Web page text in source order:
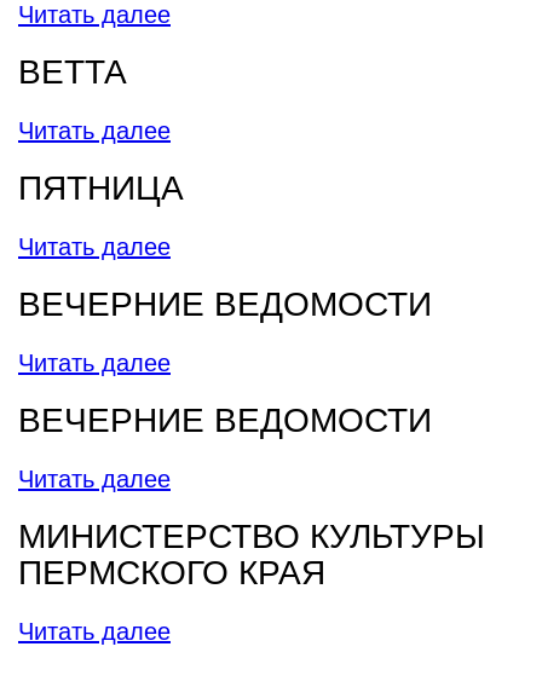
Читать далее
ВЕТТА
Читать далее
ПЯТНИЦА
Читать далее
ВЕЧЕРНИЕ ВЕДОМОСТИ
Читать далее
ВЕЧЕРНИЕ ВЕДОМОСТИ
Читать далее
МИНИСТЕРСТВО КУЛЬТУРЫ
ПЕРМСКОГО КРАЯ
Читать далее